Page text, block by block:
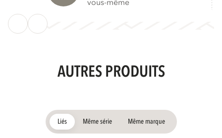
vous-même
AUTRES PRODUITS
Liés Même série Même marque